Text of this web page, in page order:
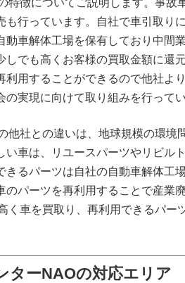
も行っています。自社で車引取り
動車解体工場を保有しており中間
しでも高くお客様の買取金額に還
利用することができるので他社よ
実現に向けて取り組みを行ってい
他社との違いは、地球規模の環境
い車は、リユースパーツやリビル
きるパーツは自社の自動車解体工
パーツを再利用することで産業
く車を買取り、再利用できるパー
ターNAOの対応エリア